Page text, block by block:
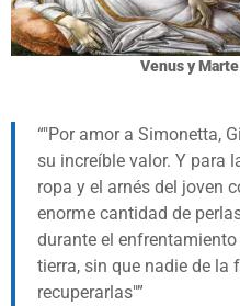
Venus y
"Por amor a Simonetta,
su increíble valor. Y para
ropa y el arnés del joven
enorme cantidad de
durante el
tierra, sin que nadie de la
recuperarlas"